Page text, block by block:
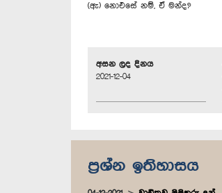
(ඇ) නොඑසේ නම්, ඒ මන්ද?
අසන ලද දිනය
2021-12-04
ප්‍රශ්න ඉතිහාසය